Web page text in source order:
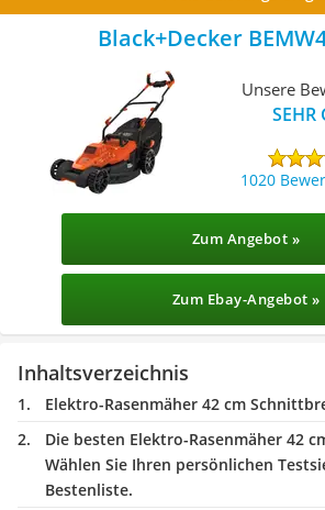
Black+Decker
Unsere
SEHR
1020
Zum Angebot »
Zum Ebay-Angebot »
Inhaltsverzeichnis
Elektro-Rasenmäher 42 cm
Die besten Elektro-Rasenmäher 42
Wählen Sie Ihren persönlichen
Bestenliste.